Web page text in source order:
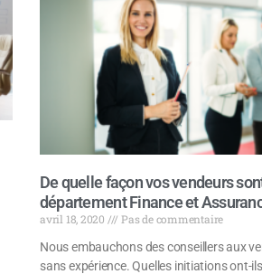
De quelle façon vos vendeurs
département Finance et
avril 18, 2020
Pas de commentaire
Nous embauchons des conseillers aux
sans expérience. Quelles initiations ont-